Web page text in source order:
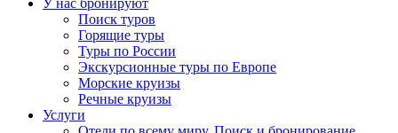
У нас бронируют
Поиск туров
Горящие туры
Туры по России
Экскурсионные туры по Европе
Морские круизы
Речные круизы
Услуги